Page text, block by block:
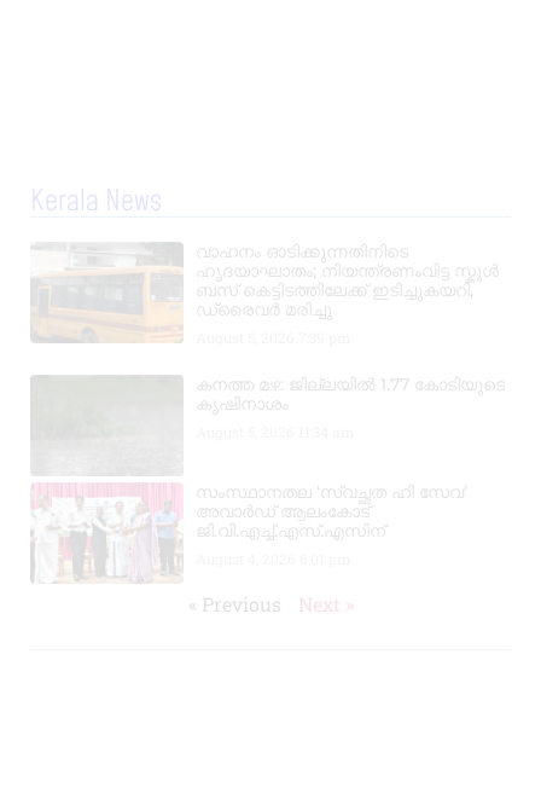
Kerala News
വാഹനം ഓടിക്കുന്നതിനിടെ
ഹൃദയാഘാതം; നിയന്ത്രണംവിട്ട സ്കൂൾ
ബസ് കെട്ടിടത്തിലേക്ക് ഇടിച്ചുകയറി,
ഡ്രൈവർ മരിച്ചു
കനത്ത മഴ: ജില്ലയിൽ 1.77 കോടിയുടെ
കൃഷിനാശം
സംസ്ഥാനതല ‘സ്വച്ഛത ഹി സേവ’
അവാർഡ് ആലംകോട്
ജി.വി.എച്ച്.എസ്.എസിന്
« Previous Next »